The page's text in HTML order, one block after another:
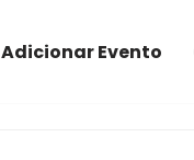
Adicionar Evento